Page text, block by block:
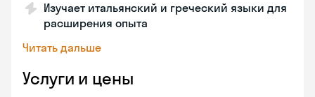
Изучает итальянский и греческий языки для
расширения опыта
Читать дальше
Услуги и цены